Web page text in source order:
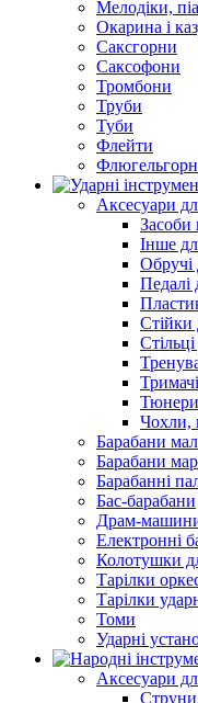
Мелодіки,
Окарина і
Саксгорни
Саксофони
Тромбони
Труби
Туби
Флейти
Аксесуари
Засоби
Інше
Обручі
Педалі
Стійки
Тюнери
Чохли,
Барабани
Барабани
Барабанні
Бас-барабани
Драм-
Електронні
Колотушки
Тарілки
Тарілки
Томи
Ударні
Аксесуари